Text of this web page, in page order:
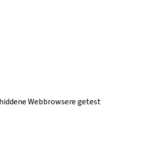
Webbrowsere getest